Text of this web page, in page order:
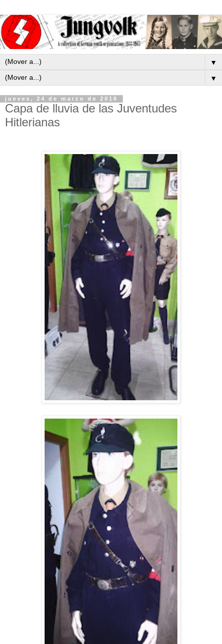
▼
▼
jueves, 24 de marzo de 2016
Capa de lluvia de las Juventudes
Hitlerianas